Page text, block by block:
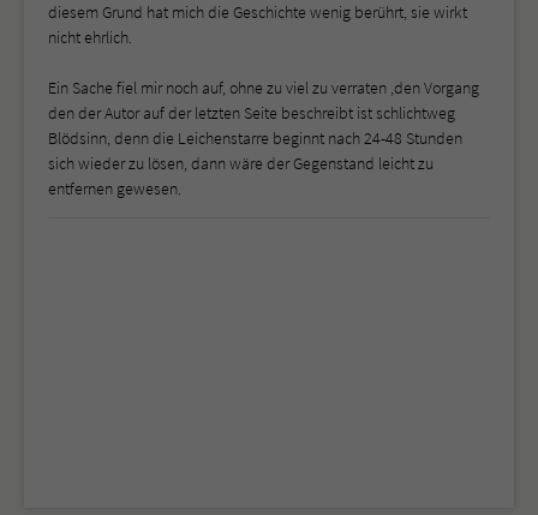
diesem Grund hat mich die Geschichte wenig berührt, sie wirkt
nicht ehrlich.
Ein Sache fiel mir noch auf, ohne zu viel zu verraten ,den Vorgang
den der Autor auf der letzten Seite beschreibt ist schlichtweg
Blödsinn, denn die Leichenstarre beginnt nach 24-48 Stunden
sich wieder zu lösen, dann wäre der Gegenstand leicht zu
entfernen gewesen.